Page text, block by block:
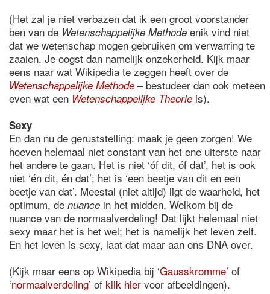
(Het zal je niet verbazen dat ik een groot voorstander
ben van de Wetenschappelijke Methode enik vind niet
dat we wetenschap mogen gebruiken om verwarring te
zaaien. Je oogst dan namelijk onzekerheid. Kijk maar
eens naar wat Wikipedia te zeggen heeft over de
Wetenschappelijke Methode – bestudeer dan ook meteen
even wat een Wetenschappelijke Theorie is).
Sexy
En dan nu de geruststelling: maak je geen zorgen! We
hoeven helemaal niet constant van het ene uiterste naar
het andere te gaan. Het is niet ‘óf dit, óf dat’, het is ook
niet ‘én dit, én dat’; het is ‘een beetje van dit en een
beetje van dat’. Meestal (niet altijd) ligt de waarheid, het
optimum, de nuance in het midden. Welkom bij de
nuance van de normaalverdeling! Dat lijkt helemaal niet
sexy maar het is het wel; het is namelijk het leven zelf.
En het leven is sexy, laat dat maar aan ons DNA over.
(Kijk maar eens op Wikipedia bij ‘Gausskromme’ of
‘normaalverdeling’ of klik hier voor afbeeldingen).